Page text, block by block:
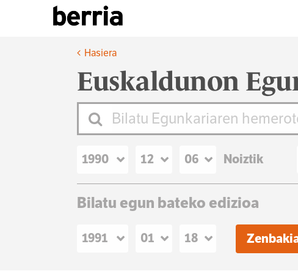
Hasiera
Euskaldunon
Noiztik
Bilatu egun bateko edizioa